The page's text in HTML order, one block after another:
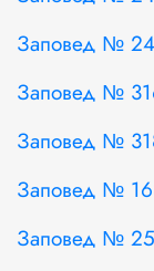
Заповед №
Заповед №
Заповед №
Заповед №
Заповед №